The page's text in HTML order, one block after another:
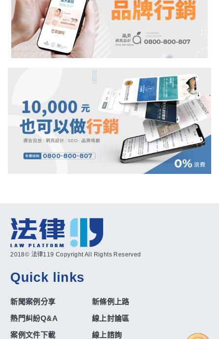
2018© 法律119 Copyright All Rights Reserved
Quick links
新聞案例分享
新條例上路
熱門糾紛Q&A
線上討論區
案例文件下載
線上諮詢